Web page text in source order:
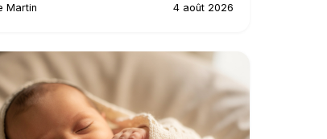
Martin 4 août 2026